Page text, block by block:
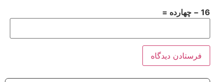
16 − چهارده =